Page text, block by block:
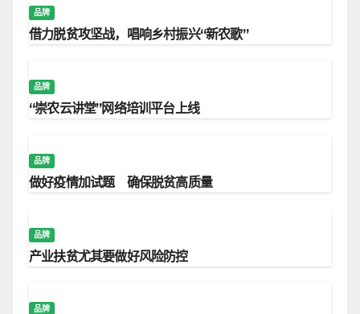
品牌
借力脱贫攻坚战，唱响乡村振兴“新农歌”
品牌
“崇农云讲堂”网络培训平台上线
品牌
做好疫情加试题 确保脱贫高质量
品牌
产业扶贫尤其要做好风险防控
品牌